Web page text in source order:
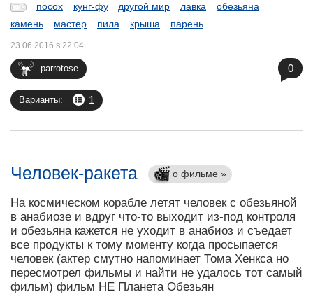
посох кунг-фу другой мир лавка
обезьяна
камень
мастер пила крыша парень
parrotose
23.06.2016 в 22:04
Варианты: 1
0
Человек-ракета о фильме »
На космическом корабле летят человек с обезьяной
в анабиозе и вдруг что-то выходит из-под контроля
и обезьяна кажется не уходит в анабиоз и съедает
все продукты к тому моменту когда просыпается
человек (актер смутно напоминает Тома Хенкса но
пересмотрел фильмы и найти не удалось тот самый
фильм) фильм НЕ Планета Обезьян